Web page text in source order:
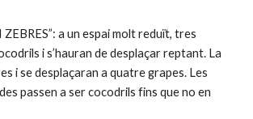
ZEBRES”: a un espai molt reduït, tres
i s’hauran de desplaçar reptant. La
i se desplaçaran a quatre grapes. Les
passen a ser cocodrils fins que no en